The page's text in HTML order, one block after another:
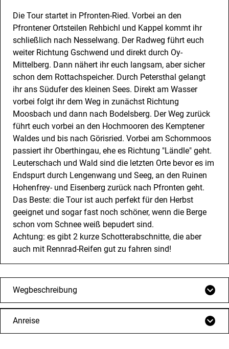
Die Tour startet in Pfronten-Ried. Vorbei an den
Pfrontener Ortsteilen Rehbichl und Kappel kommt ihr
schließlich nach Nesselwang. Der Radweg führt euch
weiter Richtung Gschwend und direkt durch Oy-
Mittelberg. Dann nähert ihr euch langsam, aber sicher
schon dem Rottachspeicher. Durch Petersthal gelangt
ihr ans Südufer des kleinen Sees. Direkt am Wasser
vorbei folgt ihr dem Weg in zunächst Richtung
Moosbach und dann nach Bodelsberg. Der Weg zurück
führt euch vorbei an den Hochmooren des Kemptener
Waldes und bis nach Görisried. Vorbei am Schornmoos
passiert ihr Oberthingau, ehe es Richtung "Ländle" geht.
Leuterschach und Wald sind die letzten Orte bevor es im
Endspurt durch Lengenwang und Seeg, an den Ruinen
Hohenfrey- und Eisenberg zurück nach Pfronten geht.
Das Beste: die Tour ist auch perfekt für den Herbst
geeignet und sogar fast noch schöner, wenn die Berge
schon vom Schnee weiß bepudert sind.
Achtung: es gibt 2 kurze Schotterabschnitte, die aber
auch mit Rennrad-Reifen gut zu fahren sind!
Wegbeschreibung
Anreise